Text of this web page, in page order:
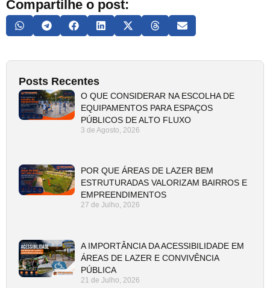
Compartilhe o post:
Posts Recentes
O QUE CONSIDERAR NA ESCOLHA DE
EQUIPAMENTOS PARA ESPAÇOS
PÚBLICOS DE ALTO FLUXO
3 de Agosto, 2026
POR QUE ÁREAS DE LAZER BEM
ESTRUTURADAS VALORIZAM BAIRROS E
EMPREENDIMENTOS
27 de Julho, 2026
A IMPORTÂNCIA DA ACESSIBILIDADE EM
ÁREAS DE LAZER E CONVIVÊNCIA
PÚBLICA
21 de Julho, 2026